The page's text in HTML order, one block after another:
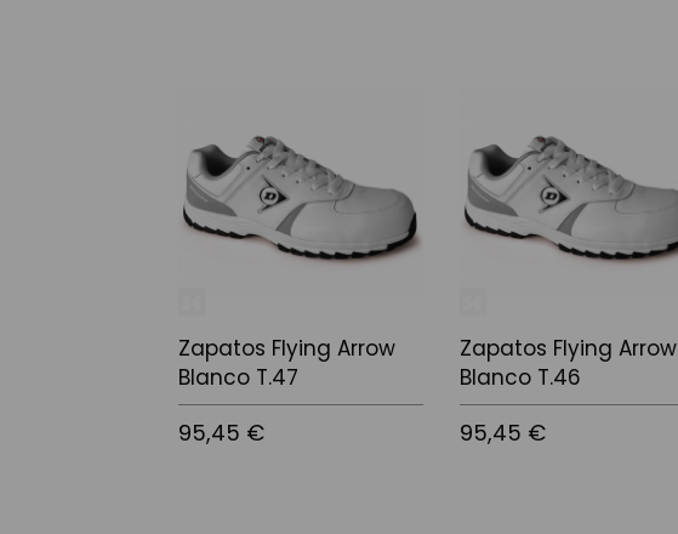
Zapatos Flying Arrow
Blanco T.47
95,45 €
Zapatos Flying Arrow
Blanco T.46
95,45 €